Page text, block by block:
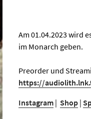
Am 01.04.2023 wird
im Monarch geben.
Preorder und
https://
Instagram | Shop |